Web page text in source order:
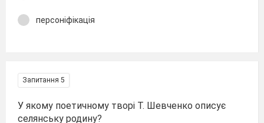
персоніфікація
Запитання 5
У якому поетичному творі Т. Шевченко описує
селянську родину?